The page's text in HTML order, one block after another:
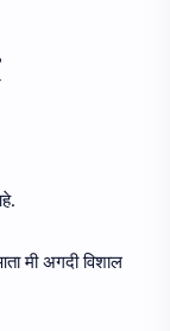
मी अगदी विशाल